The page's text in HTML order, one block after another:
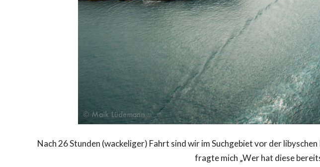
Nach 26 Stunden (wackeliger) Fahrt sind wir im Suchgebiet vor der
fragte mich „Wer hat diese